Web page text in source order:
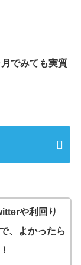
でみても実質
や利回り
、よかったら